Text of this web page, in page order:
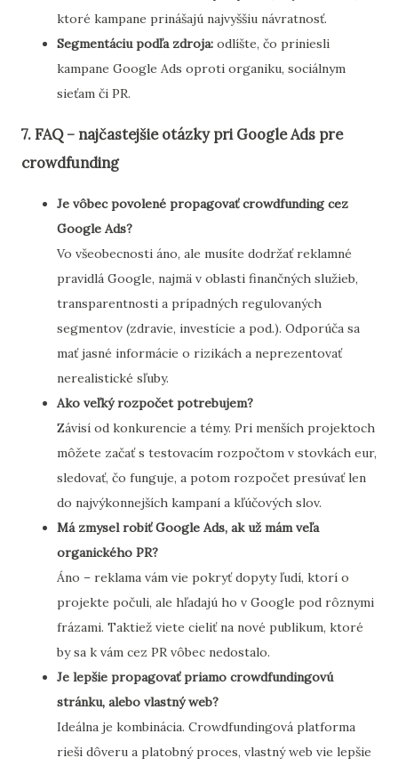
ktoré kampane prinášajú najvyššiu návratnosť.
Segmentáciu podľa zdroja: odlíšte, čo priniesli
kampane Google Ads oproti organiku, sociálnym
sieťam či PR.
7. FAQ – najčastejšie otázky pri Google Ads pre
crowdfunding
Je vôbec povolené propagovať crowdfunding cez
Google Ads?
Vo všeobecnosti áno, ale musíte dodržať reklamné
pravidlá Google, najmä v oblasti finančných služieb,
transparentnosti a prípadných regulovaných
segmentov (zdravie, investície a pod.). Odporúča sa
mať jasné informácie o rizikách a neprezentovať
nerealistické sľuby.
Ako veľký rozpočet potrebujem?
Závisí od konkurencie a témy. Pri menších projektoch
môžete začať s testovacím rozpočtom v stovkách eur,
sledovať, čo funguje, a potom rozpočet presúvať len
do najvýkonnejších kampaní a kľúčových slov.
Má zmysel robiť Google Ads, ak už mám veľa
organického PR?
Áno – reklama vám vie pokryť dopyty ľudí, ktorí o
projekte počuli, ale hľadajú ho v Google pod rôznymi
frázami. Taktiež viete cieliť na nové publikum, ktoré
by sa k vám cez PR vôbec nedostalo.
Je lepšie propagovať priamo crowdfundingovú
stránku, alebo vlastný web?
Ideálna je kombinácia. Crowdfundingová platforma
rieši dôveru a platobný proces, vlastný web vie lepšie